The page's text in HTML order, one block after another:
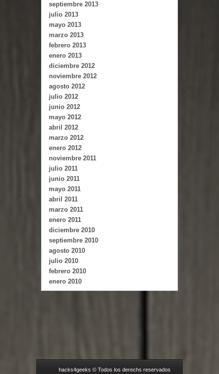
septiembre 2013
julio 2013
mayo 2013
marzo 2013
febrero 2013
enero 2013
diciembre 2012
noviembre 2012
agosto 2012
julio 2012
junio 2012
mayo 2012
abril 2012
marzo 2012
enero 2012
noviembre 2011
julio 2011
junio 2011
mayo 2011
abril 2011
marzo 2011
enero 2011
diciembre 2010
septiembre 2010
agosto 2010
julio 2010
febrero 2010
enero 2010
hacks4geeks © Todos los derechs reservados